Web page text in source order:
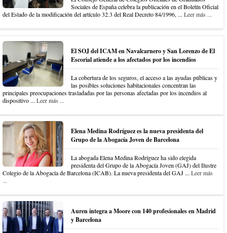
Sociales de España celebra la publicación en el Boletín Oficial
del Estado de la modificación del artículo 32.3 del Real Decreto 84/1996, ... Leer más ...
El SOJ del ICAM en Navalcarnero y San Lorenzo de El
Escorial atiende a los afectados por los incendios
La cobertura de los seguros, el acceso a las ayudas públicas y
las posibles soluciones habitacionales concentran las
principales preocupaciones trasladadas por las personas afectadas por los incendios al
dispositivo ... Leer más ...
Elena Medina Rodríguez es la nueva presidenta del
Grupo de la Abogacía Joven de Barcelona
La abogada Elena Medina Rodríguez ha sido elegida
presidenta del Grupo de la Abogacía Joven (GAJ) del Ilustre
Colegio de la Abogacía de Barcelona (ICAB). La nueva presidenta del GAJ ... Leer más
...
Auren integra a Moore con 140 profesionales en Madrid
y Barcelona